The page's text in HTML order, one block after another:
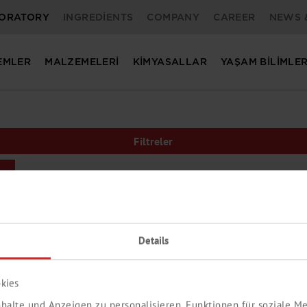
Details
INGREDIENTS COMPANY CAREER NEWS
MALZEMELERI KIMYASALLAR YAŞAM
Filtreler